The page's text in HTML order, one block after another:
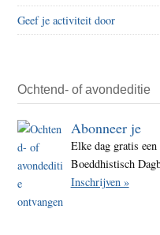
Geef je activiteit door
Ochtend- of avondeditie
Abonneer je
Elke dag gratis
Boeddhistisch
Inschrijven »